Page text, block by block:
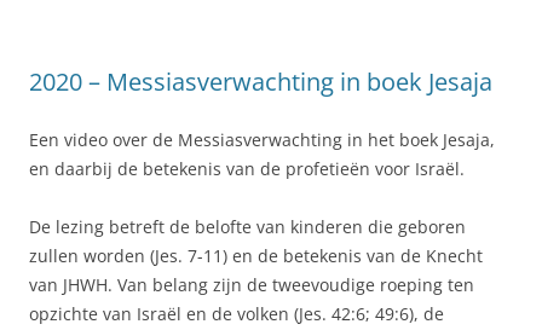
2020 – Messiasverwachting in boek Jesaja
Een video over de Messiasverwachting in het boek Jesaja,
en daarbij de betekenis van de profetieën voor Israël.
De lezing betreft de belofte van kinderen die geboren
zullen worden (Jes. 7-11) en de betekenis van de Knecht
van JHWH. Van belang zijn de tweevoudige roeping ten
opzichte van Israël en de volken (Jes. 42:6; 49:6), de